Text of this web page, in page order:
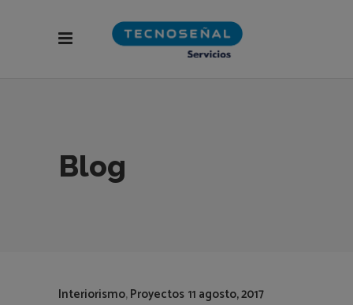
Blog
Interiorismo,Proyectos 11 agosto, 2017